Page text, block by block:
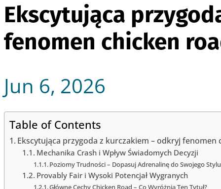
Ekscytująca
fenomen chicken
Jun 6, 2026
Table of Contents
Ekscytująca przygoda z kurczakiem – odkryj fenomen
Mechanika Crash i Wpływ Świadomych Decyzji
Poziomy Trudności – Dopasuj Adrenalinę do Swojego Stylu
Provably Fair i Wysoki Potencjał Wygranych
Główne Cechy Chicken Road – Co Wyróżnia Ten Tytuł?